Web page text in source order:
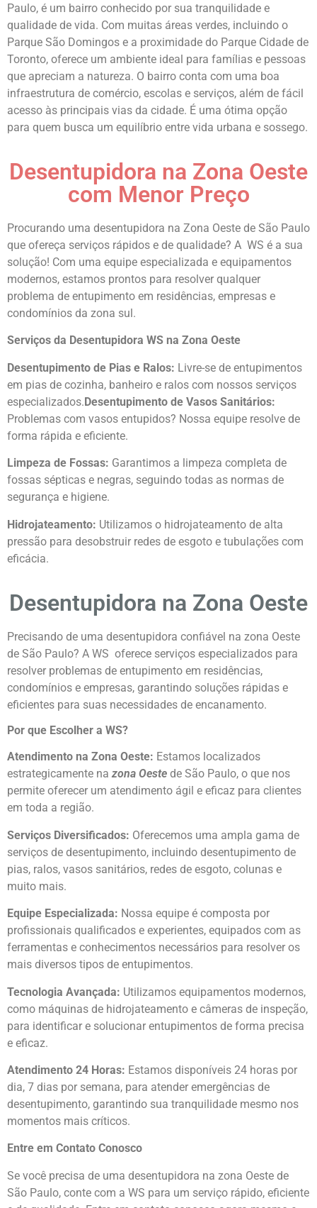
Paulo, é um bairro conhecido por sua tranquilidade e
qualidade de vida. Com muitas áreas verdes, incluindo o
Parque São Domingos e a proximidade do Parque Cidade de
Toronto, oferece um ambiente ideal para famílias e pessoas
que apreciam a natureza. O bairro conta com uma boa
infraestrutura de comércio, escolas e serviços, além de fácil
acesso às principais vias da cidade. É uma ótima opção
para quem busca um equilíbrio entre vida urbana e sossego.
Desentupidora na Zona Oeste
com Menor Preço
Procurando uma desentupidora na Zona Oeste de São Paulo
que ofereça serviços rápidos e de qualidade? A WS é a sua
solução! Com uma equipe especializada e equipamentos
modernos, estamos prontos para resolver qualquer
problema de entupimento em residências, empresas e
condomínios da zona sul.
Serviços da Desentupidora WS na Zona Oeste
Desentupimento de Pias e Ralos: Livre-se de entupimentos
em pias de cozinha, banheiro e ralos com nossos serviços
especializados.Desentupimento de Vasos Sanitários:
Problemas com vasos entupidos? Nossa equipe resolve de
forma rápida e eficiente.
Limpeza de Fossas: Garantimos a limpeza completa de
fossas sépticas e negras, seguindo todas as normas de
segurança e higiene.
Hidrojateamento: Utilizamos o hidrojateamento de alta
pressão para desobstruir redes de esgoto e tubulações com
eficácia.
Desentupidora na Zona Oeste
Precisando de uma desentupidora confiável na zona Oeste
de São Paulo? A WS oferece serviços especializados para
resolver problemas de entupimento em residências,
condomínios e empresas, garantindo soluções rápidas e
eficientes para suas necessidades de encanamento.
Por que Escolher a WS?
Atendimento na Zona Oeste: Estamos localizados
estrategicamente na zona Oeste de São Paulo, o que nos
permite oferecer um atendimento ágil e eficaz para clientes
em toda a região.
Serviços Diversificados: Oferecemos uma ampla gama de
serviços de desentupimento, incluindo desentupimento de
pias, ralos, vasos sanitários, redes de esgoto, colunas e
muito mais.
Equipe Especializada: Nossa equipe é composta por
profissionais qualificados e experientes, equipados com as
ferramentas e conhecimentos necessários para resolver os
mais diversos tipos de entupimentos.
Tecnologia Avançada: Utilizamos equipamentos modernos,
como máquinas de hidrojateamento e câmeras de inspeção,
para identificar e solucionar entupimentos de forma precisa
e eficaz.
Atendimento 24 Horas: Estamos disponíveis 24 horas por
dia, 7 dias por semana, para atender emergências de
desentupimento, garantindo sua tranquilidade mesmo nos
momentos mais críticos.
Entre em Contato Conosco
Se você precisa de uma desentupidora na zona Oeste de
São Paulo, conte com a WS para um serviço rápido, eficiente